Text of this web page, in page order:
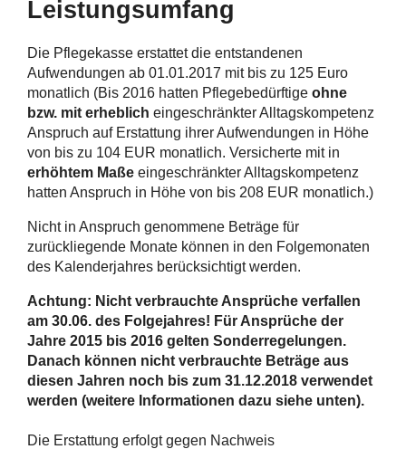
Leistungsumfang
Die Pflegekasse erstattet die entstandenen
Aufwendungen ab 01.01.2017 mit bis zu 125 Euro
monatlich (Bis 2016 hatten Pflegebedürftigeohne
bzw. mit erheblich eingeschränkter Alltagskompetenz
Anspruch auf Erstattung ihrer Aufwendungen in Höhe
von bis zu 104 EUR monatlich. Versicherte mit in
erhöhtem Maße eingeschränkter Alltagskompetenz
hatten Anspruch in Höhe von bis 208 EUR monatlich.)
Nicht in Anspruch genommene Beträge für
zurückliegende Monate können in den Folgemonaten
des Kalenderjahres berücksichtigt werden.
Achtung: Nicht verbrauchte Ansprüche verfallen
am 30.06. des Folgejahres! Für Ansprüche der
Jahre 2015 bis 2016 gelten Sonderregelungen.
Danach können nicht verbrauchte Beträge aus
diesen Jahren noch bis zum 31.12.2018 verwendet
werden (weitere Informationen dazu siehe unten).
Die Erstattung erfolgt gegen Nachweis